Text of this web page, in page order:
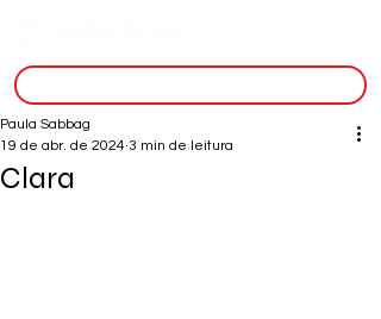
Clara
Paula Sabbag
19 de abr. de 2024 3 min de leitura